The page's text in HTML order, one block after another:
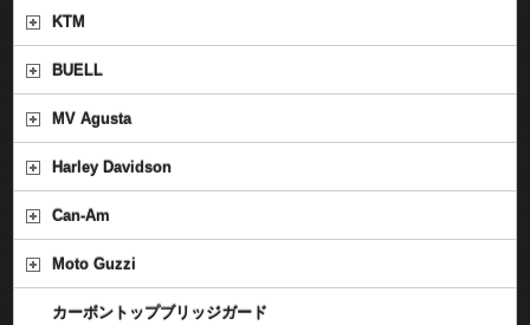
KTM
BUELL
MV Agusta
Harley Davidson
Can-Am
Moto Guzzi
カーボントップブリッジガード